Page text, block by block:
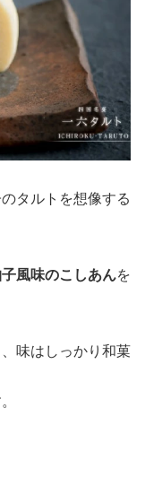
タルトを想像する
風味のこしあんを
味はしっかり和菓